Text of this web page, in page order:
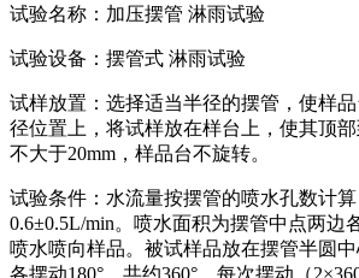
试验名称：加压摆管 淋雨试验
试验设备：摆管式 淋雨试验
试样放置：选择适当半径的摆管，使样
径位置上，将试样放在样台上，使其顶
不大于20mm，样品台不旋转。
试验条件：水流量按摆管的喷水孔数计
0.6±0.5L/min。喷水面积为摆管中点两边
喷水喷向样品。被试样品放在摆管半圆
各摆动180°，共约360°。每次摆动（